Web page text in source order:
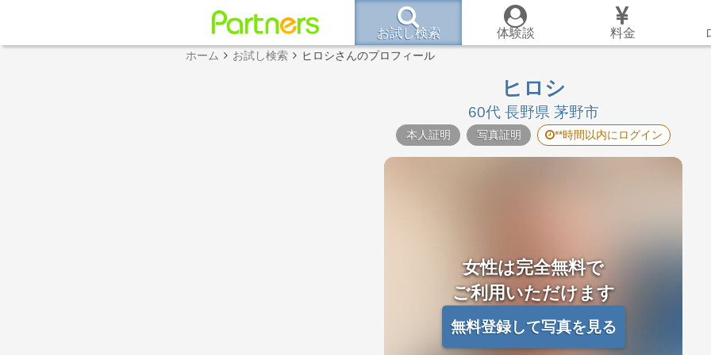
お試し検索 体験談 料金
ホーム お試し検索 ヒロシさんのプロフィール
ヒロシ
60代 長野県 茅野市
本人証明 写真証明 **時間以内にログイン
女性は完全無料で
ご利用いただけます
無料登録して写真を見る